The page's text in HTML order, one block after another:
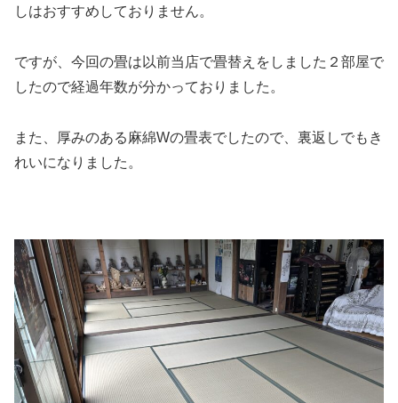
しはおすすめしておりません。
ですが、今回の畳は以前当店で畳替えをしました２部屋で
したので経過年数が分かっておりました。
また、厚みのある麻綿Wの畳表でしたので、裏返しでもき
れいになりました。